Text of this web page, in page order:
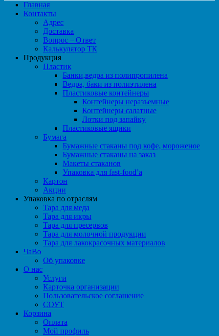
Главная
Контакты
Адрес
Доставка
Вопрос – Ответ
Калькулятор ТК
Продукция
Пластик
Банки,ведра из полипропилена
Ведра, баки из полиэтилена
Пластиковые контейнеры
Контейнеры неразъемные
Контейнеры салатные
Лотки под запайку
Пластиковые ящики
Бумага
Бумажные стаканы под кофе, мороженое
Бумажные стаканы на заказ
Макеты стаканов
Упаковка для fast-food’а
Картон
Акции
Упаковка по отраслям
Тара для меда
Тара для икры
Тара для пресервов
Тара для молочной продукции
Тара для лакокрасочных материалов
ЧаВо
Об упаковке
О нас
Услуги
Карточка организации
Пользовательское соглашение
СОУТ
Корзина
Оплата
Мой профиль